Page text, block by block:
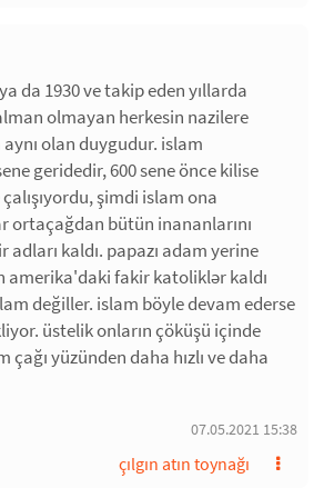
da 1930 ve takip eden yıllarda
olmayan herkesin nazilere
olan duygudur. islam
geridedir, 600 sene önce kilise
şimdi islam ona
ortaçağdan bütün inananlarını
adları kaldı. papazı adam yerine
amerika'daki fakir katoliklər kaldı
değiller. islam böyle devam ederse
üstelik onların çöküşü içinde
yüzünden daha hızlı ve daha
07.05.2021 15:38
çılgın atın toynağı